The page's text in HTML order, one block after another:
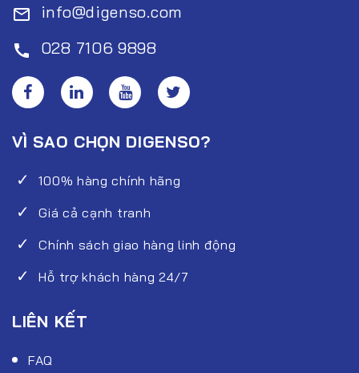
mail_outline info@digenso.com
call 028 7106 9898
VÌ SAO CHỌN DIGENSO?
100% hàng chính hãng
Giá cả cạnh tranh
Chính sách giao hàng linh động
Hỗ trợ khách hàng 24/7
LIÊN KẾT
FAQ